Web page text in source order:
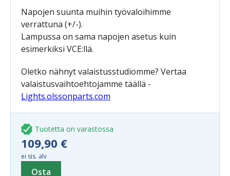
Napojen suunta muihin työvaloihimme
verrattuna (+/-).
Lampussa on sama napojen asetus kuin
esimerkiksi VCE:llä.
Oletko nähnyt valaistusstudiomme? Vertaa
valaistusvaihtoehtojamme täällä -
Lights.olssonparts.com
Tuotetta on varastossa
109,90 €
ei sis. alv
Osta